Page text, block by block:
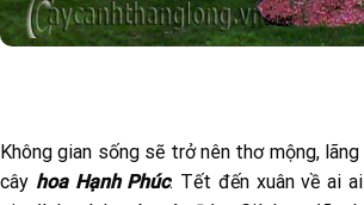
Không gian sống sẽ trở nên thơ mộng,
cây hoa Hạnh Phúc. Tết đến xuân về ai